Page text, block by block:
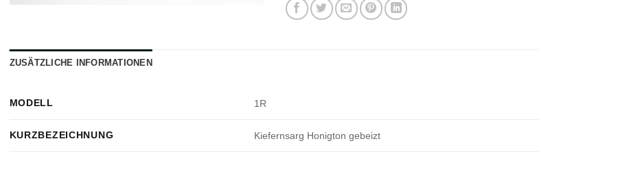
ZUSÄTZLICHE INFORMATIONEN
MODELL 1R
KURZBEZEICHNUNG Kiefernsarg Honigton gebeizt